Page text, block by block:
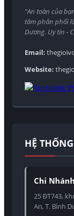
"An toàn của
tâm phân phối
Dương. Uy tín -
Email:
Website:
HỆ
Chi
25 ĐT743,
An, T. Bình